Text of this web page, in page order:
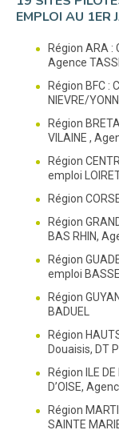
EMPLOI AU 1ER
Région ARA :
Agence
Région BFC :
NIEVRE/
Région
VILAINE ,
Région
emploi
Région
Région
BAS RHIN,
Région
emploi
Région
BADUEL
Région
Douaisis, DT
Région ILE
D’OISE,
Région
SAINTE